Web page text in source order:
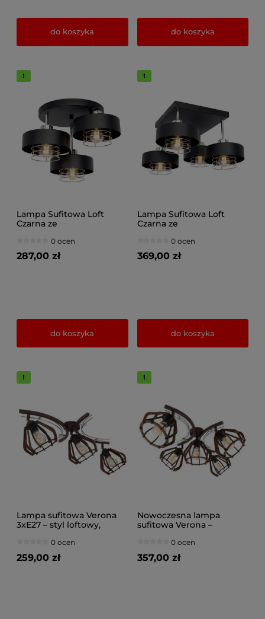
do koszyka do koszyka
Lampa Sufitowa Loft
Czarna ze
Punktowa Okrągła z
Drucianym Kloszem
0 ocen
287,00 zł
do koszyka
Lampa Sufitowa Loft
Czarna ze
Punktowa z Drucianym
Kloszem
0 ocen
369,00 zł
do koszyka
Lampa sufitowa Verona
3xE27 – styl loftowy,
chromowane detale
0 ocen
259,00 zł
Nowoczesna lampa
sufitowa Verona –
regulowane drewniane
klosze
0 ocen
357,00 zł